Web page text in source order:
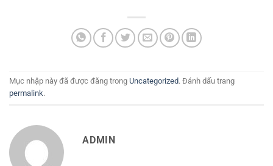
Mục nhập này đã được đăng trong Uncategorized. Đánh dấu trang
permalink.
ADMIN